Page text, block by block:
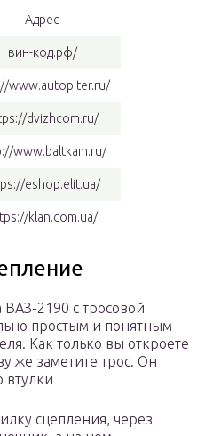
Адрес
вин-код.рф/
www.autopiter.ru/
dvizhcom.ru/
www.baltkam.ru/
eshop.elit.ua/
klan.com.ua/
ВАЗ-2190 с тросовой
простым и понятным
Как только вы откроете
же заметите трос. Он
втулки
сцепления, через